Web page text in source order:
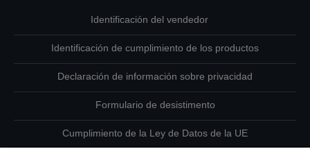
Identificación del vendedor
Identificación de cumplimiento de los productos
Declaración de información sobre privacidad
Formulario de desistimento
Cumplimiento de la Ley de Datos de la UE